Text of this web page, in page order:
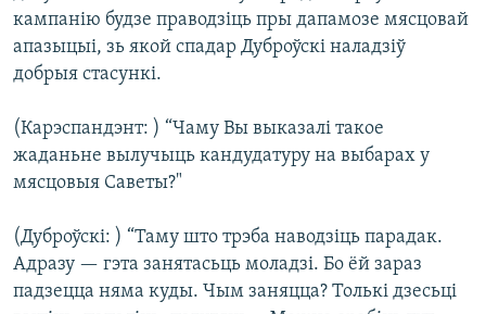
кампанію будзе праводзіць пры дапамозе мясцовай
апазыцыі, зь якой спадар Дуброўскі наладзіў
добрыя стасункі.
(Карэспандэнт: ) “Чаму Вы выказалі такое
жаданьне вылучыць кандудатуру на выбарах у
мясцовыя Саветы?"
(Дуброўскі: ) “Таму што трэба наводзіць парадак.
Адразу — гэта занятасьць моладзі. Бо ёй зараз
падзецца няма куды. Чым заняцца? Толькі дзесьці